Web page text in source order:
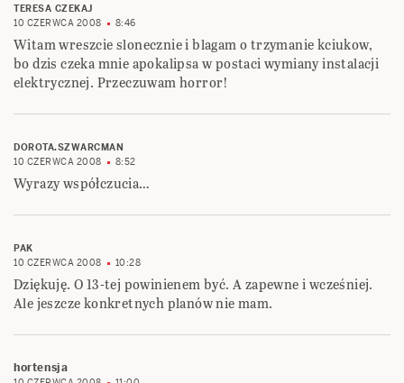
TERESA CZEKAJ
10 CZERWCA 2008
8:46
Witam wreszcie slonecznie i blagam o trzymanie kciukow,
bo dzis czeka mnie apokalipsa w postaci wymiany instalacji
elektrycznej. Przeczuwam horror!
DOROTA.SZWARCMAN
10 CZERWCA 2008
8:52
Wyrazy współczucia…
PAK
10 CZERWCA 2008
10:28
Dziękuję. O 13-tej powinienem być. A zapewne i wcześniej.
Ale jeszcze konkretnych planów nie mam.
hortensja